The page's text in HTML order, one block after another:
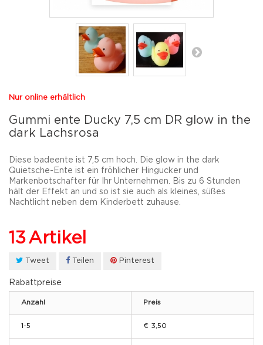
Nur online erhältlich
Gummi ente Ducky 7,5 cm DR glow in the
dark Lachsrosa
Diese badeente ist 7,5 cm hoch.
Die glow in the dark
Quietsche-Ente ist ein fröhlicher Hingucker und
Markenbotschafter für Ihr Unternehmen. Bis zu 6 Stunden
hält der Effekt an und so ist sie auch als kleines, süßes
Nachtlicht neben dem Kinderbett zuhause.
13Artikel
Tweet Teilen Pinterest
Rabattpreise
Anzahl Preis
1-5 € 3,50